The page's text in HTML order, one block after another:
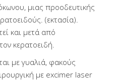
μιας προοδευτικής
(εκτασία).
και μετά από
κερατοειδή.
με γυαλιά, φακούς
με excimer laser